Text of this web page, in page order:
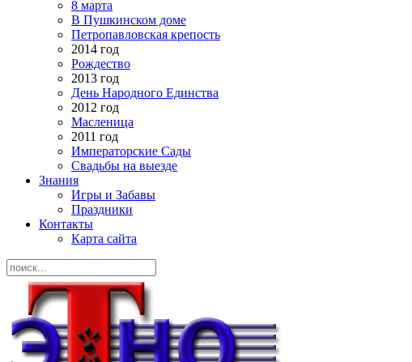
8 марта
В Пушкинском доме
Петропавловская крепость
2014 год
Рождество
2013 год
День Народного Единства
2012 год
Масленица
2011 год
Императорские Сады
Свадьбы на выезде
Знания
Игры и Забавы
Праздники
Контакты
Карта сайта